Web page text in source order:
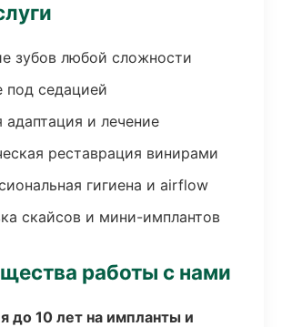
зубов любой сложности
под седацией
адаптация и лечение
реставрация винирами
гигиена и airflow
скайсов и мини-имплантов
работы с нами
до 10 лет на импланты и